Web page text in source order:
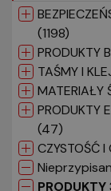
(1198)
PRODUKTY
TAŚMY I
MATERIAŁY
PRODUKTY
(47)
CZYSTOŚĆ I